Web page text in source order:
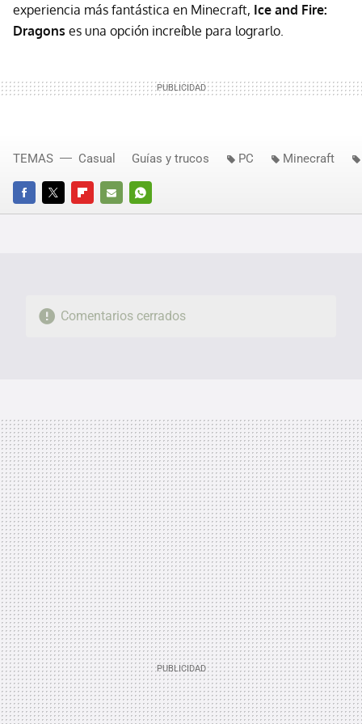
experiencia más fantástica en Minecraft, Ice and Fire:
Dragons es una opción increíble para lograrlo.
FACEBOOKTWITTERFLIPBOARD
E-
WHATSAPP
TEMAS Casual Guías y trucos PC Minecraft
Comentarios cerrados